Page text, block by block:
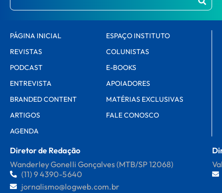
PÁGINA INICIAL
REVISTAS
PODCAST
ENTREVISTA
BRANDED CONTENT
ARTIGOS
AGENDA
ESPAÇO INSTITUTO
COLUNISTAS
E-BOOKS
APOIADORES
MATÉRIAS EXCLUSIVAS
FALE CONOSCO
Diretor de Redação
Wanderley Gonelli Gonçalves (MTB/SP 12068)
(11) 9 4390-5640
jornalismo@logweb.com.br